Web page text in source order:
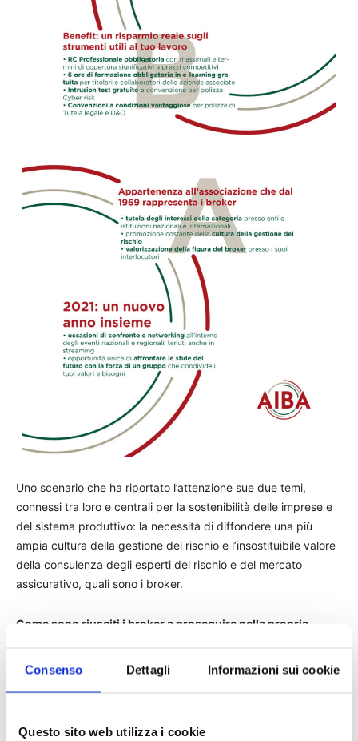
Consenso Dettagli Informazioni sui cookie
Questo sito web utilizza i cookie
Uno scenario che ha riportato l’attenzione sue due temi,
connessi tra loro e centrali per la sostenibilità delle imprese e
del sistema produttivo: la necessità di diffondere una più
ampia cultura della gestione del rischio e l’insostituibile valore
della consulenza degli esperti del rischio e del mercato
assicurativo, quali sono i broker.
Come sono riusciti i broker a proseguire nella propria
e ai limiti imposti dalle necessarie misure restrittive?
Anche le attività di brokeraggio assicurativo sono andate